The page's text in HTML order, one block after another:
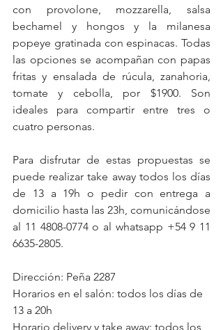
con provolone, mozzarella, salsa
bechamel y hongos y la milanesa
popeye gratinada con espinacas. Todas
las opciones se acompañan con papas
fritas y ensalada de rúcula, zanahoria,
tomate y cebolla, por $1900. Son
ideales para compartir entre tres o
cuatro personas.
Para disfrutar de estas propuestas se
puede realizar take away todos los días
de 13 a 19h o pedir con entrega a
domicilio hasta las 23h, comunicándose
al 11 4808-0774 o al whatsapp +54 9 11
6635-2805.
Dirección: Peña 2287
Horarios en el salón: todos los días de
13 a 20h
Horario delivery y take away: todos los